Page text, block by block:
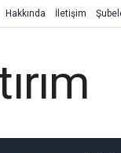
Hakkında İletişim